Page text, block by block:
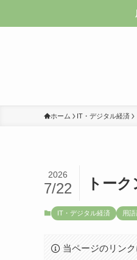
ホーム IT・デジタル経済
トー
2026
7/22
IT・デジタル経済 用
当ページのリン